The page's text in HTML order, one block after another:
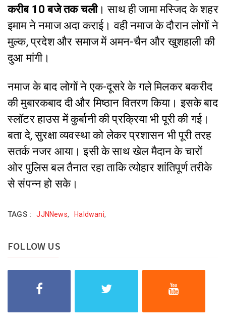
करीब 10 बजे तक चली। साथ ही जामा मस्जिद के शहर
इमाम ने नमाज अदा कराई। वही नमाज के दौरान लोगों ने
मुल्क, प्रदेश और समाज में अमन-चैन और खुशहाली की
दुआ मांगी।
नमाज के बाद लोगों ने एक-दूसरे के गले मिलकर बकरीद
की मुबारकबाद दी और मिष्ठान वितरण किया। इसके बाद
स्लॉटर हाउस में कुर्बानी की प्रक्रिया भी पूरी की गई।
बता दे, सुरक्षा व्यवस्था को लेकर प्रशासन भी पूरी तरह
सतर्क नजर आया। इसी के साथ खेल मैदान के चारों
ओर पुलिस बल तैनात रहा ताकि त्योहार शांतिपूर्ण तरीके
से संपन्न हो सके।
TAGS : JJNNews, Haldwani,
FOLLOW US